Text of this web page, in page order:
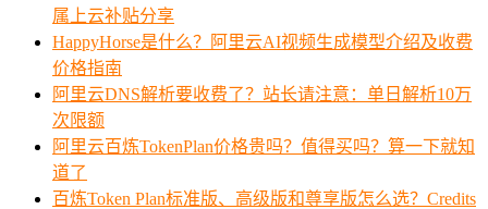
属上云补贴分享
HappyHorse是什么？阿里云AI视频生成模型介绍及收费
价格指南
阿里云DNS解析要收费了？站长请注意：单日解析10万
次限额
阿里云百炼TokenPlan价格贵吗？值得买吗？算一下就知
道了
百炼Token Plan标准版、高级版和尊享版怎么选？Credits